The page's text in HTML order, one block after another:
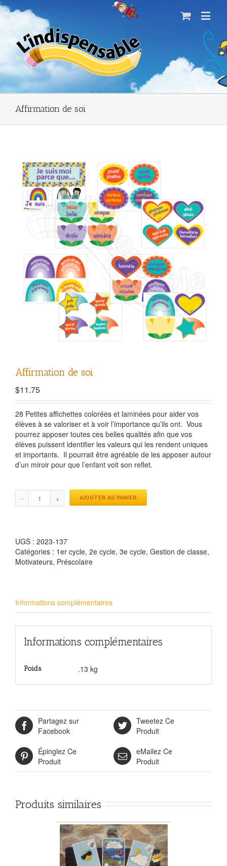
Affirmation de soi
Affirmation de soi
$11.75
28 Petites affichettes colorées et laminées pour aider vos
élèves à se valoriser et à voir l’importance qu’ils ont. Vous
pourrez apposer toutes ces belles qualités afin que vos
élèves puissent identifier les valeurs qui les rendent uniques
et importants. Il pourrait être agréable de les apposer autour
d’un miroir pour que l’enfant voit son reflet.
AJOUTER AU PANIER
UGS : 2023-137
Catégories : 1er cycle, 2e cycle, 3e cycle, Gestion de classe,
Motivateurs, Préscolaire
Informations complémentaires
Informations complémentaires
Poids .13 kg
Partagez sur
Facebook
Tweetez Ce
Produit
Épinglez Ce
Produit
eMailez Ce
Produit
Produits similaires